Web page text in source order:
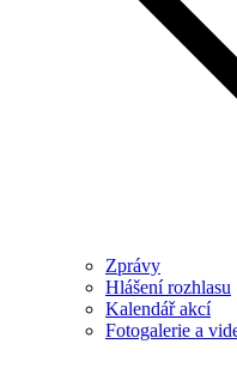
Zprávy
Hlášení rozhlasu
Kalendář akcí
Fotogalerie a